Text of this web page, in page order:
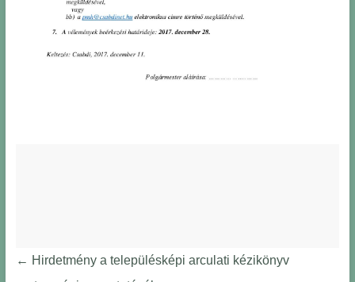
← Hirdetmény a településképi arculati kézikönyv